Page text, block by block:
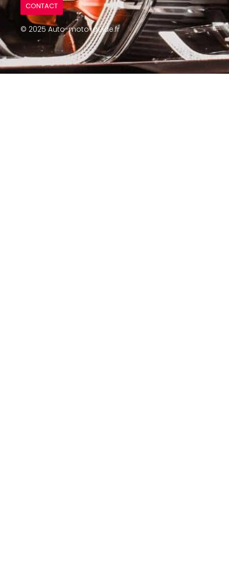
CONTACT
© 2025 Auto-moto-guide.fr